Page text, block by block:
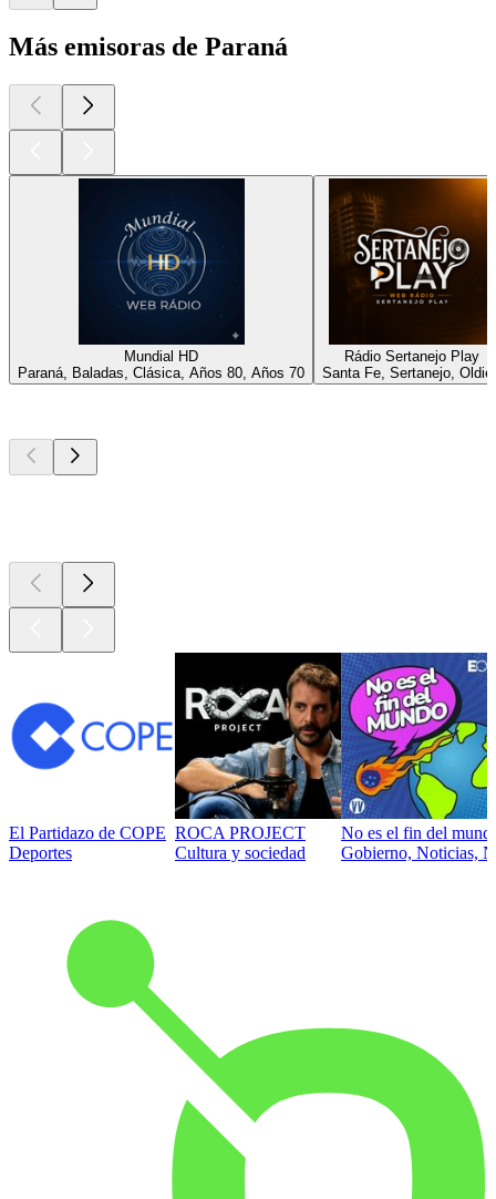
Más emisoras de Paraná
Mundial HD
Paraná, Baladas, Clásica, Años 80, Años 70
Rádio Sertanejo Play
Santa Fe, Sertanejo,
El Partidazo de COPE
Deportes
ROCA PROJECT
Cultura y sociedad
No es el fin del
Gobierno, Noticias,